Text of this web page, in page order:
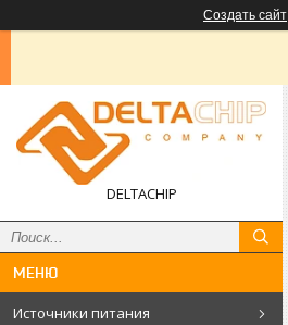
Создать сайт
DELTACHIP
Источники питания